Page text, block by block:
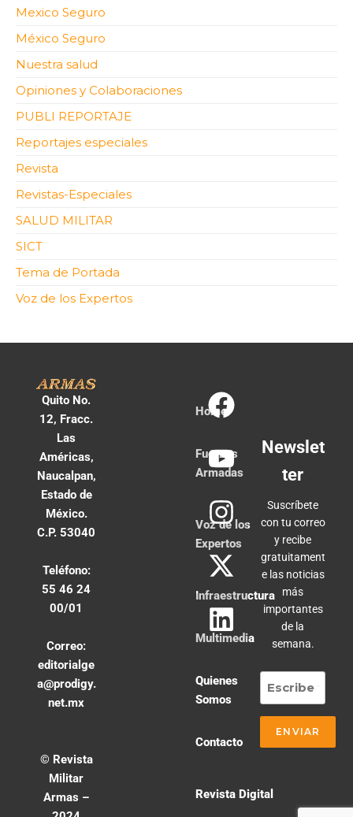
Mexico Seguro
México Seguro
Nuestra salud
Opiniones y Colaboraciones
PUBLI REPORTAJE
Reportajes especiales
Revista
Revistas-Especiales
SALUD MILITAR
SICT
Tema de Portada
Voz de los Expertos
Quito No.
12, Fracc.
Las
Américas,
Naucalpan,
Estado de
México.
C.P. 53040
Teléfono:
55 46 24
00/01
Correo:
editorialge
a@prodigy.
net.mx
© Revista
Militar
Armas –
Home
Fuerzas
Armadas
Voz de los
Expertos
Infraestructura
Multimedia
Quienes
Somos
Contacto
Revista Digital
Newslet
ter
Suscríbete
con tu correo
y recibe
gratuitament
e las noticias
más
importantes
de la
semana.